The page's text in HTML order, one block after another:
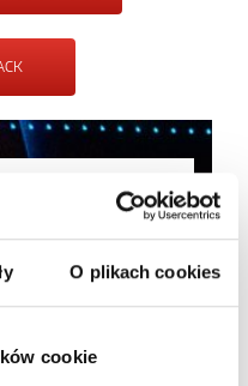
O plikach cookies
cookie
of the offer